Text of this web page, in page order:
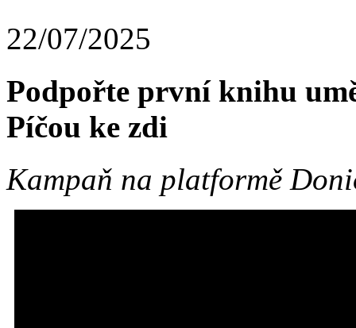
22/07/2025
Podpořte první knihu
Píčou ke zdi
Kampaň na platformě